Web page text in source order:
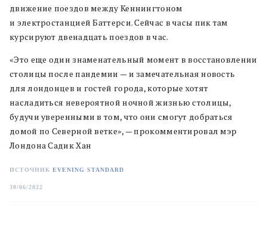
движение поездов между Кеннингтоном
и электростанцией Баттерси. Сейчас в часы пик там
курсируют двенадцать поездов в час.
«Это еще один знаменательный момент в восстановлении
столицы после пандемии — и замечательная новость
для лондонцев и гостей города, которые хотят
насладиться невероятной ночной жизнью столицы,
будучи уверенными в том, что они смогут добраться
домой по Северной ветке», — прокомментировал мэр
Лондона Садик Хан
ИСТОЧНИК EVENING STANDARD
30/06/2022